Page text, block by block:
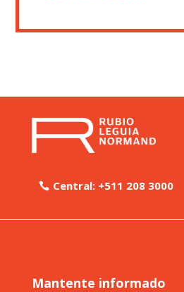
Central: +511 208 3000
Mantente informado